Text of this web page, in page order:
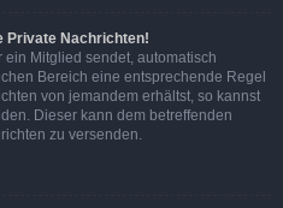
Private Nachrichten!
Mitglied sendet, automatisch
Bereich eine entsprechende Regel
von jemandem erhältst, so kannst
Dieser kann dem betreffenden
zu versenden.